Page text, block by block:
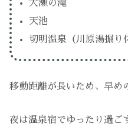
大瀬の滝
天池
切明温泉（川原湯掘り
移動距離が長いため、早め
夜は温泉宿でゆったり過ご